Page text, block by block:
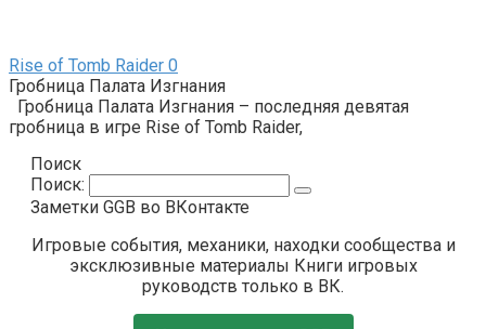
Rise of Tomb Raider 0
Гробница Палата Изгнания
Гробница Палата Изгнания – последняя девятая
гробница в игре Rise of Tomb Raider,
Поиск
Поиск:
Заметки GGB во ВКонтакте
Игровые события, механики, находки сообщества и
эксклюзивные материалы Книги игровых
руководств только в ВК.